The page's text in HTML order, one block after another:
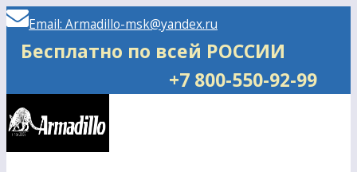
Перейти
Email: Armadillo-msk@yandex.ru
Бесплатно по всей РОССИИ
+7 800-550-92-99